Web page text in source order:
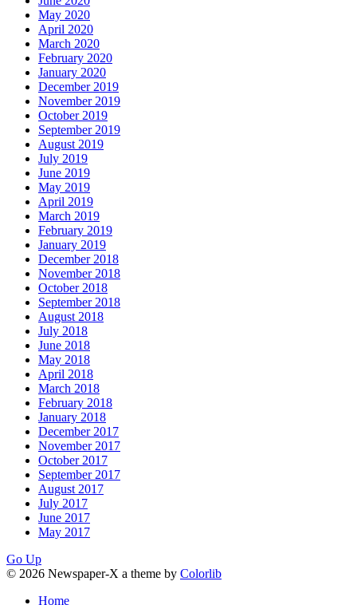
May 2020
April 2020
March 2020
February 2020
January 2020
December 2019
November 2019
October 2019
September 2019
August 2019
July 2019
June 2019
May 2019
April 2019
March 2019
February 2019
January 2019
December 2018
November 2018
October 2018
September 2018
August 2018
July 2018
June 2018
May 2018
April 2018
March 2018
February 2018
January 2018
December 2017
November 2017
October 2017
September 2017
August 2017
July 2017
June 2017
May 2017
Go Up
© 2026 Newspaper-X a theme by Colorlib
Home